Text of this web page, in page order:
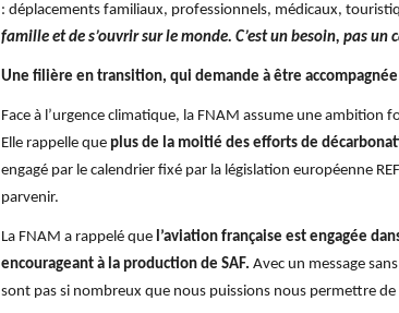
: déplacements familiaux, professionnels, médicaux,
famille et de s’ouvrir sur le monde. C’est un besoin, pas un
Une filière en transition, qui demande à être accompagnée
Face à l’urgence climatique, la FNAM assume une
Elle rappelle que plus de la moitié des efforts de
engagé par le calendrier fixé par la législation européenne
parvenir.
La FNAM a rappelé que l’aviation française est engagée
encourageant à la production de SAF. Avec un message
sont pas si nombreux que nous puissions nous permettre de